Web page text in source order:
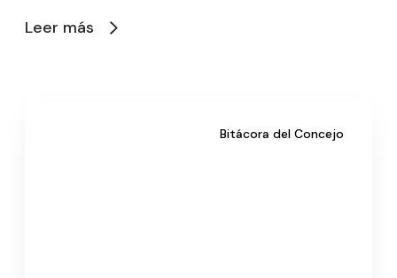
Leer más
Bitácora del Concejo